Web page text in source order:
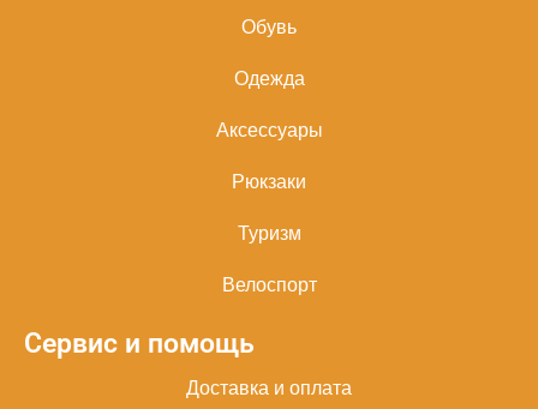
Обувь
Одежда
Аксессуары
Рюкзаки
Туризм
Велоспорт
Сервис и помощь
Доставка и оплата